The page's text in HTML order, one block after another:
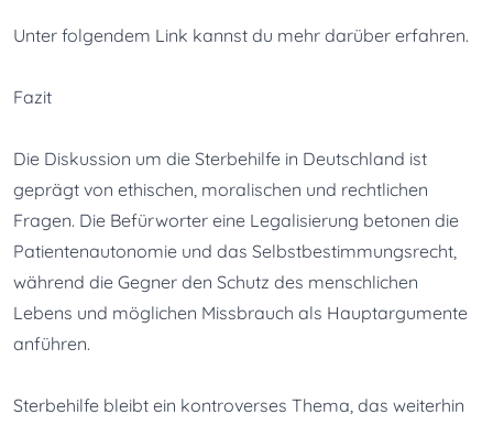
Unter folgendem Link kannst du mehr darüber erfahren.
Fazit
Die Diskussion um die Sterbehilfe in Deutschland ist
geprägt von ethischen, moralischen und rechtlichen
Fragen. Die Befürworter eine Legalisierung betonen die
Patientenautonomie und das Selbstbestimmungsrecht,
während die Gegner den Schutz des menschlichen
Lebens und möglichen Missbrauch als Hauptargumente
anführen.
Sterbehilfe bleibt ein kontroverses Thema, das weiterhin